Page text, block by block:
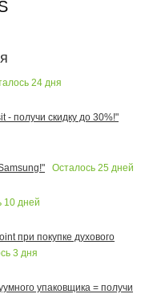
24 дня
- получи скидку до 30%!"
Осталось 25 дней
10 дней
при покупке духового
3 дня
упаковщика = получи